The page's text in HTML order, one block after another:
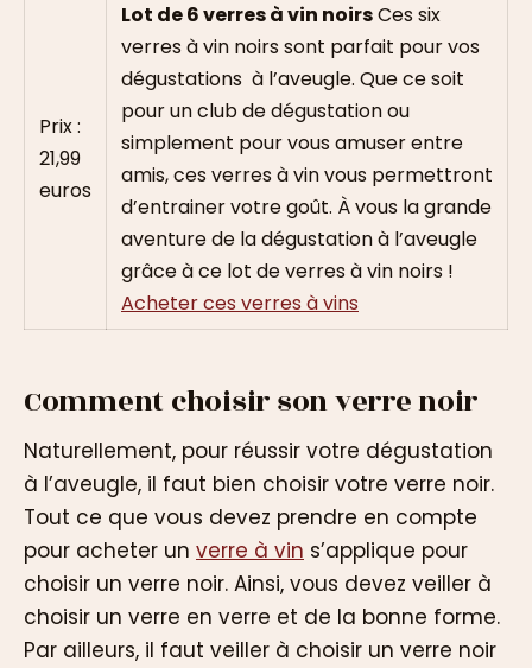
Prix :
21,99
euros
Lot de 6 verres à vin noirsCes six
verres à vin noirs sont parfait pour vos
dégustations à l’aveugle. Que ce soit
pour un club de dégustation ou
simplement pour vous amuser entre
amis, ces verres à vin vous permettront
d’entrainer votre goût. À vous la grande
aventure de la dégustation à l’aveugle
grâce à ce lot de verres à vin noirs !
Acheter ces verres à vins
Comment choisir son verre noir
Naturellement, pour réussir votre dégustation
à l’aveugle, il faut bien choisir votre verre noir.
Tout ce que vous devez prendre en compte
pour acheter un verre à vin s’applique pour
choisir un verre noir. Ainsi, vous devez veiller à
choisir un verre en verre et de la bonne forme.
Par ailleurs, il faut veiller à choisir un verre noir